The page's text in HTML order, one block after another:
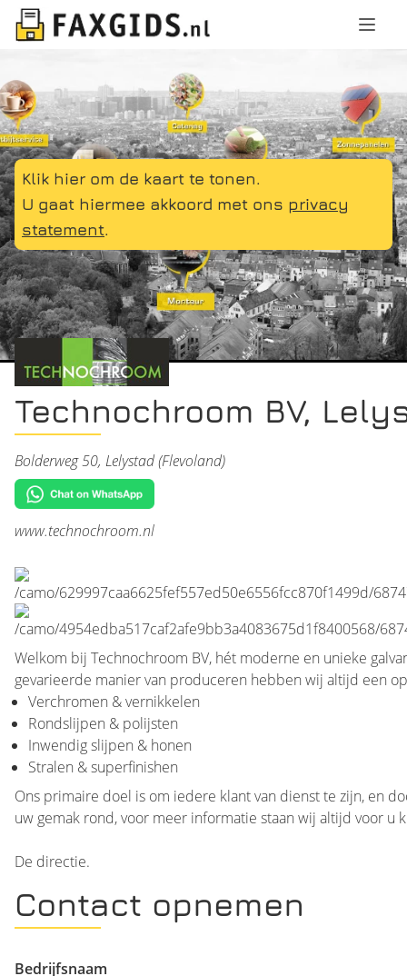
Klik hier om de kaart te tonen.
U gaat hiermee akkoord met ons privacy
statement.
Technochroom BV,
Bolderweg 50, Lelystad (Flevoland)
www.technochroom.nl
Welkom bij Technochroom BV, hét moderne en unieke
gevarieerde manier van produceren hebben wij altijd een
Verchromen & vernikkelen
Rondslijpen & polijsten
Inwendig slijpen & honen
Stralen & superfinishen
Ons primaire doel is om iedere klant van dienst te zijn, en
uw gemak rond, voor meer informatie staan wij altijd voor u
De directie.
Contact opnemen
Bedrijfsnaam